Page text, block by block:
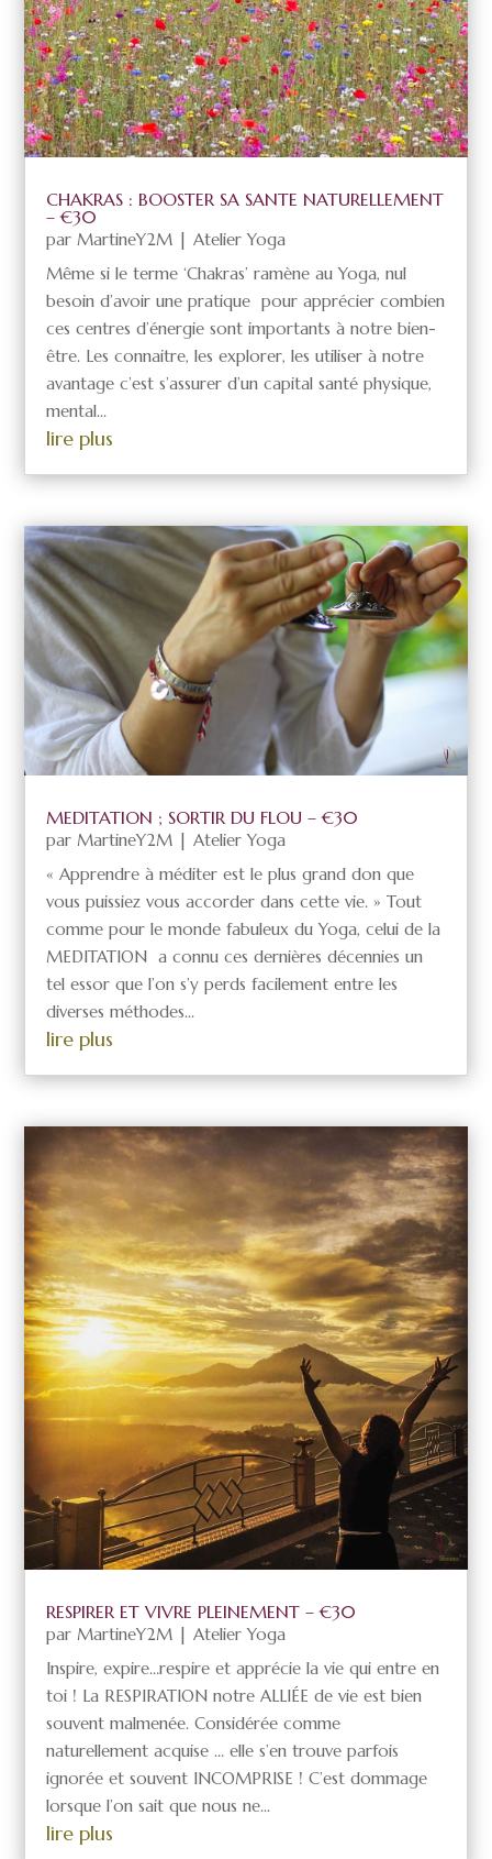
CHAKRAS : BOOSTER SA SANTE NATURELLEMENT
– €30
par MartineY2M |Atelier Yoga
Même si le terme ‘Chakras’ ramène au Yoga, nul
besoin d’avoir une pratique pour apprécier combien
ces centres d’énergie sont importants à notre bien-
être. Les connaitre, les explorer, les utiliser à notre
avantage c’est s’assurer d’un capital santé physique,
mental...
lire plus
MEDITATION ; SORTIR DU FLOU – €30
par MartineY2M |Atelier Yoga
« Apprendre à méditer est le plus grand don que
vous puissiez vous accorder dans cette vie. » Tout
comme pour le monde fabuleux du Yoga, celui de la
MEDITATION a connu ces dernières décennies un
tel essor que l’on s’y perds facilement entre les
diverses méthodes...
lire plus
RESPIRER ET VIVRE PLEINEMENT – €30
parMartineY2M |Atelier Yoga
Inspire, expire…respire et apprécie la vie qui entre en
toi ! La RESPIRATION notre ALLIÉE de vie est bien
souvent malmenée. Considérée comme
naturellement acquise … elle s’en trouve parfois
ignorée et souvent INCOMPRISE ! C’est dommage
lorsque l’on sait que nous ne...
lire plus